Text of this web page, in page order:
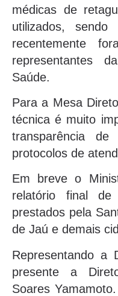
médicas de
utilizados, sendo
recentemente
representantes
Saúde.
Para a Mesa
técnica é muito
transparência
protocolos de
Em breve o
relatório final de
prestados pela
de Jaú e demais
Representando a
presente a
Soares